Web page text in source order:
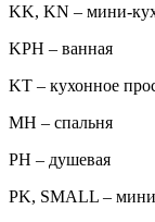
KK, KN – мини-
KPH – ванная
KT – кухонное
MH – спальня
PH – душевая
PK, SMALL –